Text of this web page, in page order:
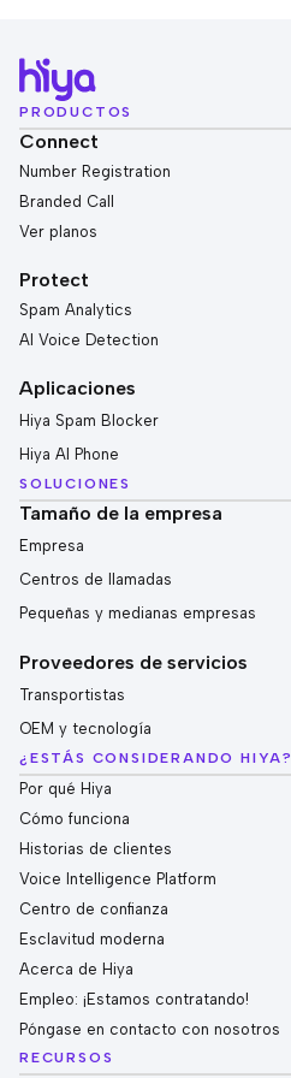
PRODUCTOS
Connect
Number Registration
Branded Call
Ver planos
Protect
Spam Analytics
AI Voice Detection
Aplicaciones
Hiya Spam Blocker
Hiya AI Phone
SOLUCIONES
Tamaño de la empresa
Empresa
Centros de llamadas
Pequeñas y medianas empresas
Proveedores de servicios
Transportistas
OEM y tecnología
¿ESTÁS CONSIDERANDO HIYA?
Por qué Hiya
Cómo funciona
Historias de clientes
Voice Intelligence Platform
Centro de confianza
Esclavitud moderna
Acerca de Hiya
Empleo: ¡Estamos contratando!
Póngase en contacto con nosotros
RECURSOS